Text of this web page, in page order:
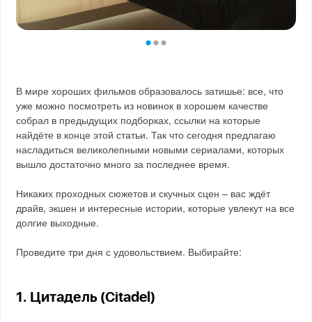
В мире хороших фильмов образовалось затишье: все, что
уже можно посмотреть из новинок в хорошем качестве
собрал в предыдущих подборках, ссылки на которые
найдёте в конце этой статьи. Так что сегодня предлагаю
насладиться великолепными новыми сериалами, которых
вышло достаточно много за последнее время.
Никаких проходных сюжетов и скучных сцен – вас ждёт
драйв, экшен и интересные истории, которые увлекут на все
долгие выходные.
Проведите три дня с удовольствием. Выбирайте:
1. Цитадель (Citadel)